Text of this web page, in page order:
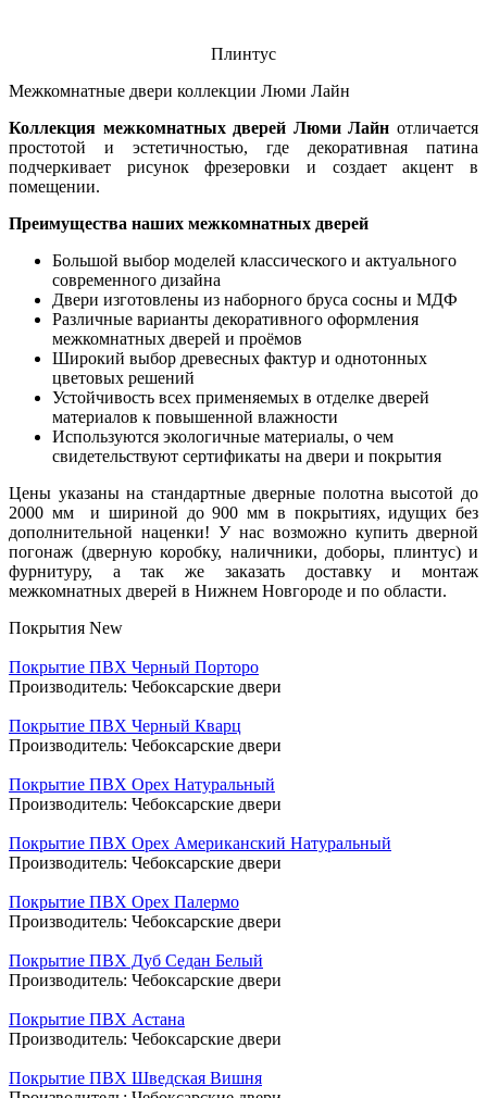
Плинтус
Межкомнатные двери коллекции Люми Лайн
Коллекция межкомнатных дверей Люми Лайн отличается
простотой и эстетичностью, где декоративная патина
подчеркивает рисунок фрезеровки и создает акцент в
помещении.
Преимущества наших межкомнатных дверей
Большой выбор моделей классического и актуального
современного дизайна
Двери изготовлены из наборного бруса сосны и МДФ
Различные варианты декоративного оформления
межкомнатных дверей и проёмов
Широкий выбор древесных фактур и однотонных
цветовых решений
Устойчивость всех применяемых в отделке дверей
материалов к повышенной влажности
Используются экологичные материалы, о чем
свидетельствуют сертификаты на двери и покрытия
Цены указаны на стандартные дверные полотна высотой до
2000 мм и шириной до 900 мм в покрытиях, идущих без
дополнительной наценки! У нас возможно купить дверной
погонаж (дверную коробку, наличники, доборы, плинтус) и
фурнитуру, а так же заказать доставку и монтаж
межкомнатных дверей в Нижнем Новгороде и по области.
Покрытия New
Покрытие ПВХ Черный Порторо
Производитель: Чебоксарские двери
Покрытие ПВХ Черный Кварц
Производитель: Чебоксарские двери
Покрытие ПВХ Орех Натуральный
Производитель: Чебоксарские двери
Покрытие ПВХ Орех Американский Натуральный
Производитель: Чебоксарские двери
Покрытие ПВХ Орех Палермо
Производитель: Чебоксарские двери
Покрытие ПВХ Дуб Седан Белый
Производитель: Чебоксарские двери
Покрытие ПВХ Астана
Производитель: Чебоксарские двери
Покрытие ПВХ Шведская Вишня